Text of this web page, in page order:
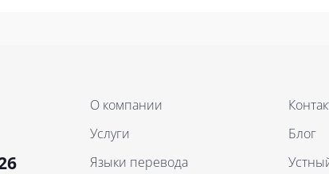
О компании
Услуги
Языки перевода
Блог